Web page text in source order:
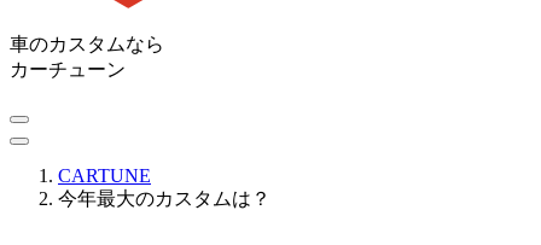
車のカスタムなら
カーチューン
CARTUNE
今年最大のカスタムは？